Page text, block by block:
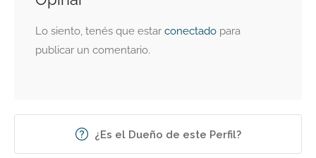
Lo siento, tenés que estar conectado para
publicar un comentario.
¿Es el Dueño de este Perfil?